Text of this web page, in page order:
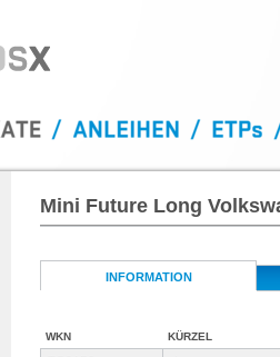
Mini Future Long
INFORMATION
WKN KÜRZEL